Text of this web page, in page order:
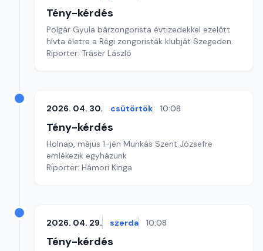
Tény-kérdés
Polgár Gyula bárzongorista évtizedekkel ezelőtt
hívta életre a Régi zongoristák klubját Szegeden.
Riporter: Tráser László
2026. 04. 30. csütörtök 10:08
Tény-kérdés
Holnap, május 1-jén Munkás Szent Józsefre
emlékezik egyházunk
Riporter: Hámori Kinga
2026. 04. 29. szerda 10:08
Tény-kérdés